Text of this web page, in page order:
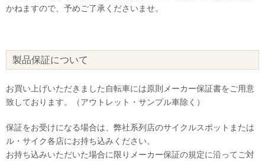
かねますので、予めご了承くださいませ。
製品保証について
お買い上げいただきました自転車には原則メーカー保証書をご用意
致しております。（アウトレット・サンプル車除く）
保証をお受けになる場合は、弊社系列店のサイクルスポットまたは
ル・サイク各店にお持ち込みください。
お持ち込みいただいた場合に限りメーカー保証の規定に沿ってご対